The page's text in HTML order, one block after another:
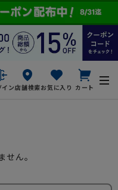
イン店舗検索お気に入り カート
ん。